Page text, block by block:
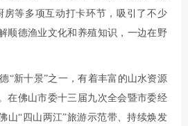
房等多项互动打卡环节，吸引了不少
顺德渔业文化和养殖知识，一边在野
“新十景”之一，有着丰富的山水资源
在佛山市委十三届九次全会暨市委经
山“四山两江”旅游示范带、持续焕发